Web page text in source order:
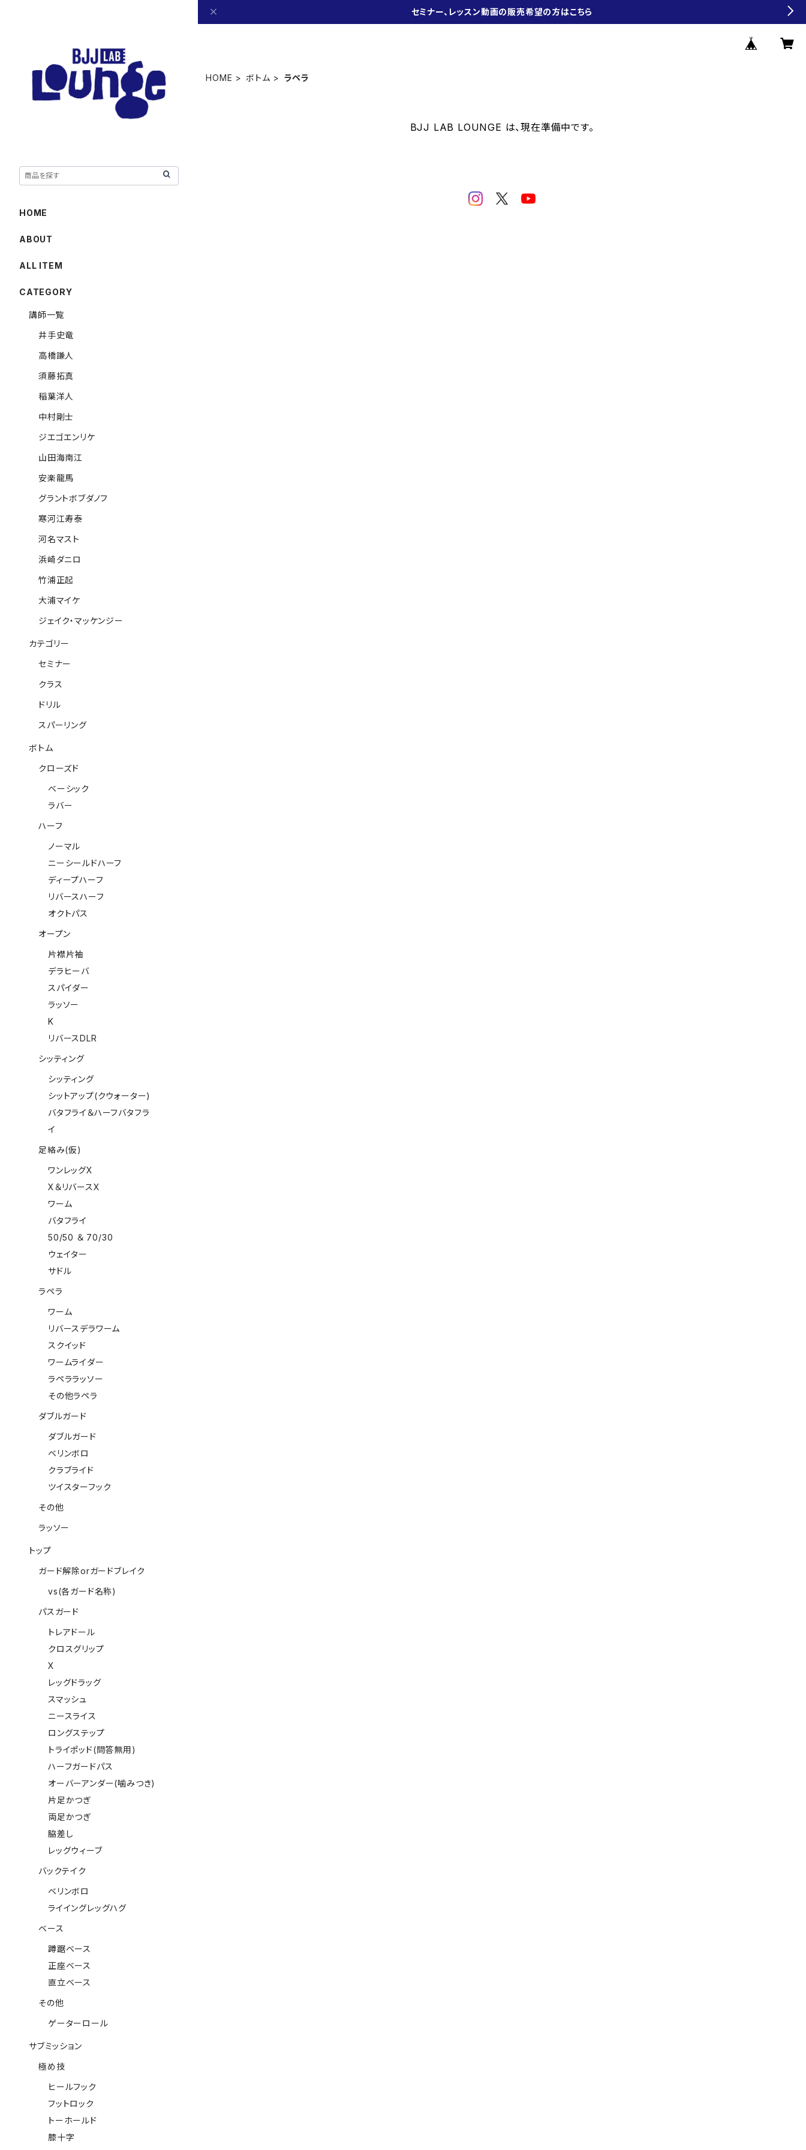
セミナー、レッスン動画の販売希望の方はこちら
HOME ボトム ラペラ
BJJ LAB LOUNGE は、現在準備中です。
HOME
ABOUT
ALL ITEM
CATEGORY
講師一覧
井手史竜
高橋謙人
須藤拓真
稲葉洋人
中村剛士
ジエゴエンリケ
山田海南江
安楽龍馬
グラントボブダノフ
寒河江寿泰
河名マスト
浜崎ダニロ
竹浦正起
大浦マイケ
ジェイク・マッケンジー
カテゴリー
セミナー
クラス
ドリル
スパーリング
ボトム
クローズド
ベーシック
ラバー
ハーフ
ノーマル
ニーシールドハーフ
ディープハーフ
リバースハーフ
オクトパス
オープン
片襟片袖
デラヒーバ
スパイダー
ラッソー
K
リバースDLR
シッティング
シッティング
シットアップ(クウォーター)
バタフライ＆ハーフバタフラ
イ
足絡み(仮)
ワンレッグX
X＆リバースX
ワーム
バタフライ
50/50 ＆ 70/30
ウェイター
サドル
ラペラ
ワーム
リバースデラワーム
スクイッド
ワームライダー
ラペララッソー
その他ラペラ
ダブルガード
ダブルガード
ベリンボロ
クラブライド
ツイスターフック
その他
ラッソー
トップ
ガード解除orガードブレイク
vs(各ガード名称)
パスガード
トレアドール
クロスグリップ
X
レッグドラッグ
スマッシュ
ニースライス
ロングステップ
トライポッド(問答無用)
ハーフガードパス
オーバーアンダー(噛みつき)
片足かつぎ
両足かつぎ
脇差し
レッグウィーブ
バックテイク
ベリンボロ
ライイングレッグハグ
ベース
蹲踞ベース
正座ベース
直立ベース
その他
ゲーターロール
サブミッション
極め技
ヒールフック
フットロック
トーホールド
膝十字